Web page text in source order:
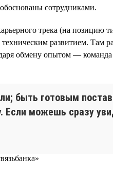
сотрудниками.
трека (на позицию
развитием. Там
обмену опытом — команда
быть готовым
можешь сразу